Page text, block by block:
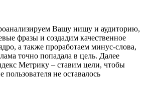
Вашу нишу и аудиторию,
фразы и создадим качественное
а также проработаем минус-слова,
точно попадала в цель. Далее
Метрику – ставим цели, чтобы
пользователя не оставалось